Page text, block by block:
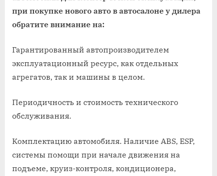
при покупке нового авто в автосалоне у дилера
обратите внимание на:
Гарантированный автопроизводителем
эксплуатационный ресурс, как отдельных
агрегатов, так и машины в целом.
Периодичность и стоимость технического
обслуживания.
Комплектацию автомобиля. Наличие ABS, ESP,
системы помощи при начале движения на
подъеме, круиз-контроля, кондиционера,